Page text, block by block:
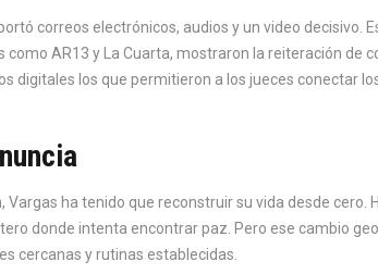
correos electrónicos, audios y un video decisivo.
AR13 y La Cuarta, mostraron la reiteración de
digitales los que permitieron a los jueces conectar
ha tenido que reconstruir su vida desde cero.
donde intenta encontrar paz. Pero ese cambio
cercanas y rutinas establecidas.